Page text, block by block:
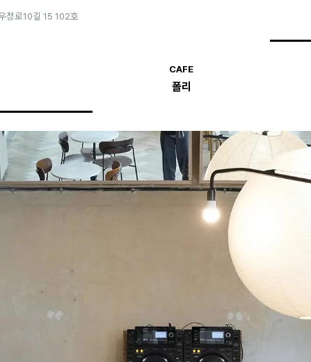
정로10길 15 102호
CAFE
폴리